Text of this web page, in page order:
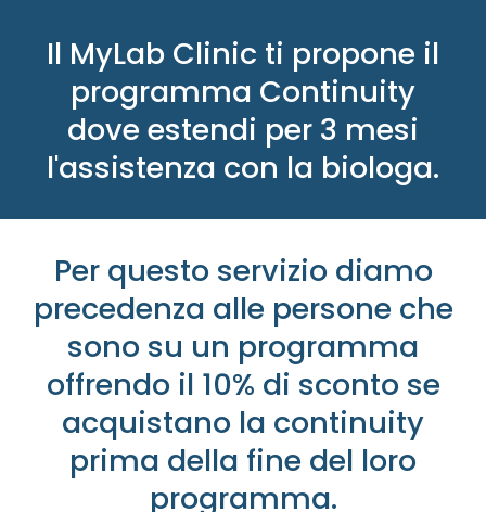
Il MyLab Clinic ti propone il
programma Continuity
dove estendi per 3 mesi
l'assistenza con la biologa.
Per questo servizio diamo
precedenza alle persone che
sono su un programma
offrendo il 10% di sconto se
acquistano la continuity
prima della fine del loro
programma.